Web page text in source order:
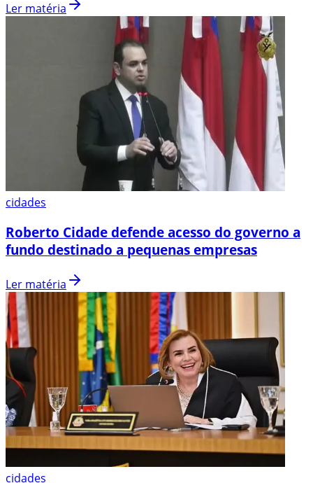
Ler matéria
cidades
Roberto Cidade defende acesso do governo a
fundo destinado a pequenas empresas
Ler matéria
cidades